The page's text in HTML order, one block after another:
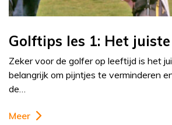
Golftips les 1: Het
Zeker voor de golfer op leeftijd is het
belangrijk om pijntjes te verminderen
de…
Meer